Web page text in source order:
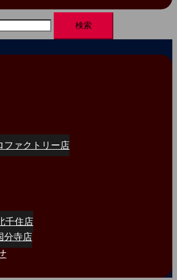
ファクトリー店
千住店
分寺店